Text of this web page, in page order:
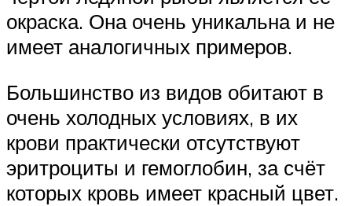
окраска. Она очень уникальна и не
имеет аналогичных примеров.
Большинство из видов обитают в
очень холодных условиях, в их
крови практически отсутствуют
эритроциты и гемоглобин, за счёт
которых кровь имеет красный цвет.